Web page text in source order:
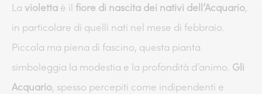
La violetta è il fiore di nascita dei nativi dell’Acquario,
in particolare di quelli nati nel mese di febbraio.
Piccola ma piena di fascino, questa pianta
simboleggia la modestia e la profondità d’animo. Gli
Acquario, spesso percepiti come indipendenti e